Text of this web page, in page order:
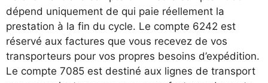
dépend uniquement de qui paie réellement la
prestation à la fin du cycle. Le compte 6242 est
réservé aux factures que vous recevez de vos
transporteurs pour vos propres besoins d’expédition.
Le compte 7085 est destiné aux lignes de transport